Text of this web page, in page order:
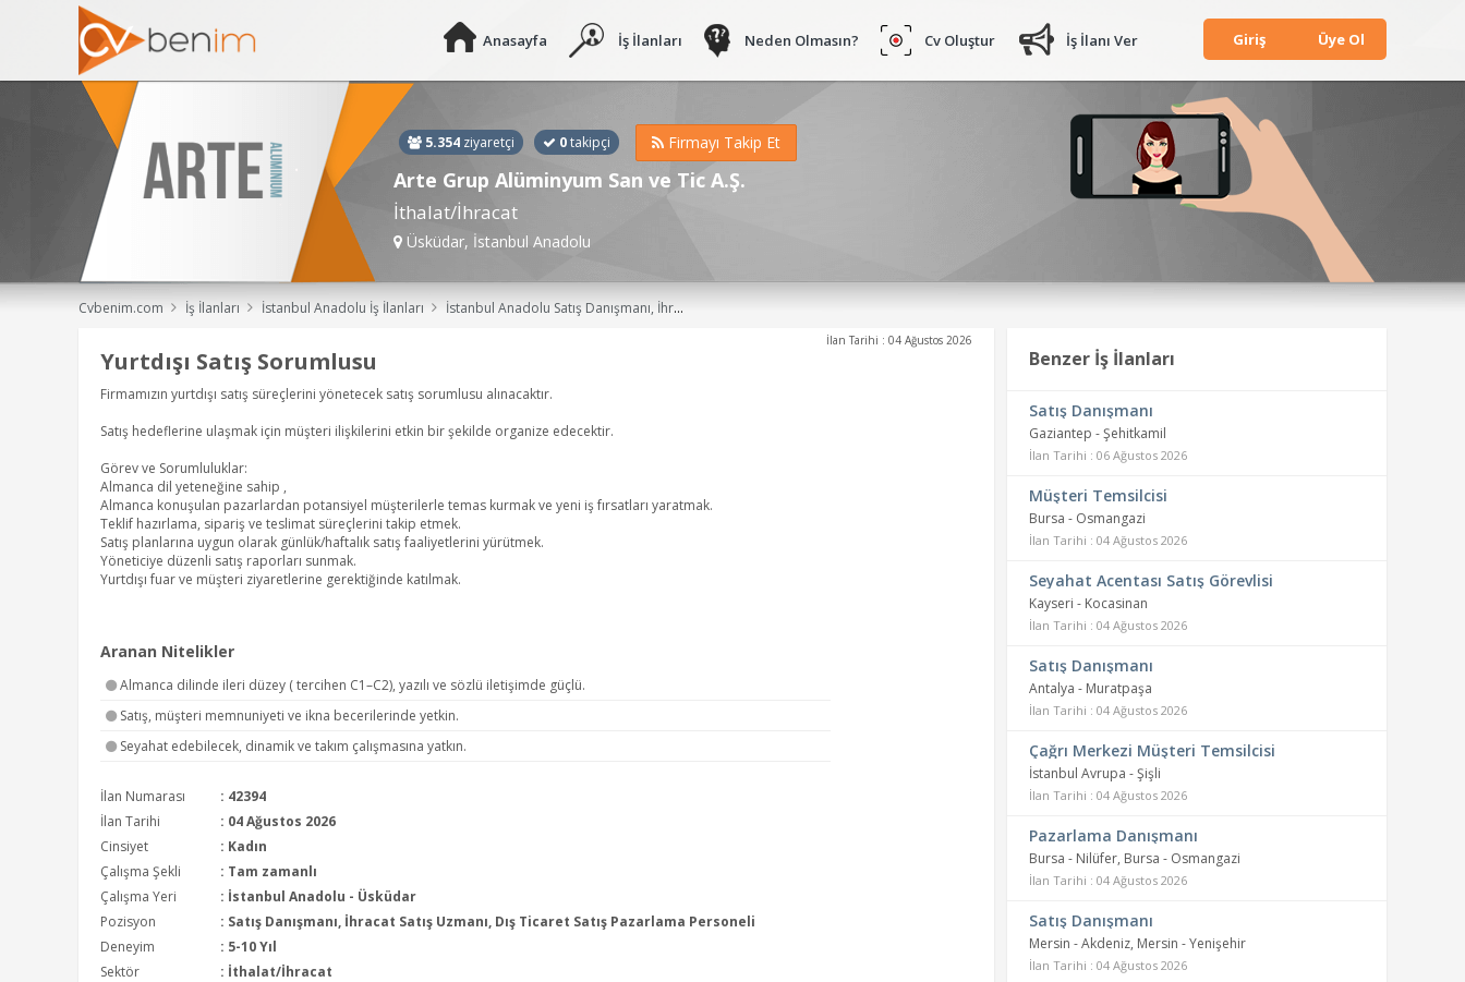
Anasayfa İş İlanları Neden Olmasın? Cv Oluştur İş İlanı Ver Giriş Üye Ol
5.354 ziyaretçi 0takipçi Firmayı Takip Et
Arte Grup Alüminyum San ve Tic A.Ş.
İthalat/İhracat
Üsküdar, İstanbul Anadolu
Cvbenim.com İş İlanları İstanbul Anadolu İş İlanları İstanbul Anadolu Satış Danışmanı, İhracat Satış Uzmanı, Dış Ticaret Satış Pazarlama Personeli, Uluslararası Satış Elemanı, Tercüman (Almanca), İhracat Satış Sorumlusu, Satış Pazarlama Danışmanı, İşletmeci, İktisatçı, Müşteri Temsilcisi İş İlanları
İlan Tarihi : 04 Ağustos 2026
Yurtdışı Satış Sorumlusu
Firmamızın yurtdışı satış süreçlerini yönetecek satış sorumlusu alınacaktır.
Satış hedeflerine ulaşmak için müşteri ilişkilerini etkin bir şekilde organize edecektir.
Görev ve Sorumluluklar:
Almanca dil yeteneğine sahip ,
Almanca konuşulan pazarlardan potansiyel müşterilerle temas kurmak ve yeni iş fırsatları yaratmak.
Teklif hazırlama, sipariş ve teslimat süreçlerini takip etmek.
Satış planlarına uygun olarak günlük/haftalık satış faaliyetlerini yürütmek.
Yöneticiye düzenli satış raporları sunmak.
Yurtdışı fuar ve müşteri ziyaretlerine gerektiğinde katılmak.
Aranan Nitelikler
Almanca dilinde ileri düzey ( tercihen C1–C2), yazılı ve sözlü iletişimde güçlü.
Satış, müşteri memnuniyeti ve ikna becerilerinde yetkin.
Seyahat edebilecek, dinamik ve takım çalışmasına yatkın.
İlan Numarası
: 42394
İlan Tarihi
: 04 Ağustos 2026
Cinsiyet
: Kadın
Çalışma Şekli
: Tam zamanlı
Çalışma Yeri
: İstanbul Anadolu - Üsküdar
Pozisyon
: Satış Danışmanı, İhracat Satış Uzmanı, Dış Ticaret Satış Pazarlama Personeli
Deneyim
: 5-10 Yıl
Sektör
: İthalat/İhracat
Benzer İş İlanları
Satış Danışmanı
Gaziantep - Şehitkamil
İlan Tarihi : 06 Ağustos 2026
Müşteri Temsilcisi
Bursa - Osmangazi
İlan Tarihi : 04 Ağustos 2026
Seyahat Acentası Satış Görevlisi
Kayseri - Kocasinan
İlan Tarihi : 04 Ağustos 2026
Satış Danışmanı
Antalya - Muratpaşa
İlan Tarihi : 04 Ağustos 2026
Çağrı Merkezi Müşteri Temsilcisi
İstanbul Avrupa - Şişli
İlan Tarihi : 04 Ağustos 2026
Pazarlama Danışmanı
Bursa - Nilüfer, Bursa - Osmangazi
İlan Tarihi : 04 Ağustos 2026
Satış Danışmanı
Mersin - Akdeniz, Mersin - Yenişehir
İlan Tarihi : 04 Ağustos 2026